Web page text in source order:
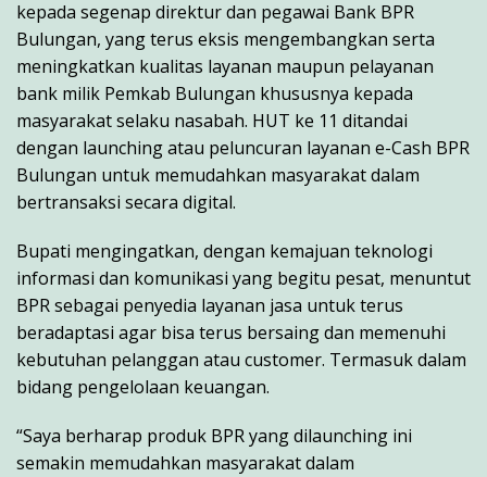
kepada segenap direktur dan pegawai Bank BPR
Bulungan, yang terus eksis mengembangkan serta
meningkatkan kualitas layanan maupun pelayanan
bank milik Pemkab Bulungan khususnya kepada
masyarakat selaku nasabah. HUT ke 11 ditandai
dengan launching atau peluncuran layanan e-Cash BPR
Bulungan untuk memudahkan masyarakat dalam
bertransaksi secara digital.
Bupati mengingatkan, dengan kemajuan teknologi
informasi dan komunikasi yang begitu pesat, menuntut
BPR sebagai penyedia layanan jasa untuk terus
beradaptasi agar bisa terus bersaing dan memenuhi
kebutuhan pelanggan atau customer. Termasuk dalam
bidang pengelolaan keuangan.
“Saya berharap produk BPR yang dilaunching ini
semakin memudahkan masyarakat dalam